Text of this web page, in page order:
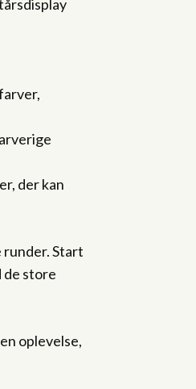
der kan
runder. Start
de store
oplevelse,